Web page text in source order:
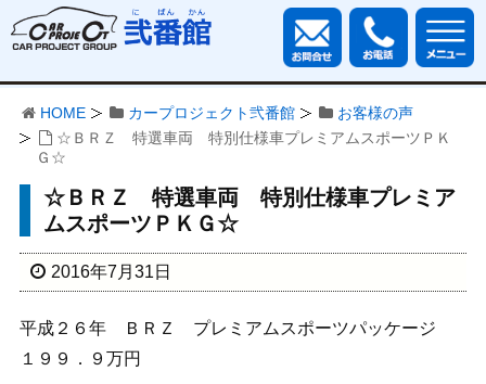
HOME カープロジェクト弐番館
お客様の声
☆ＢＲＺ 特選車両 特別仕様車プレミアムスポーツＰＫ
Ｇ☆
☆ＢＲＺ 特選車両 特別仕様車プレミア
ムスポーツＰＫＧ☆
2016年7月31日
平成２６年 ＢＲＺ プレミアムスポーツパッケージ
１９９．９万円